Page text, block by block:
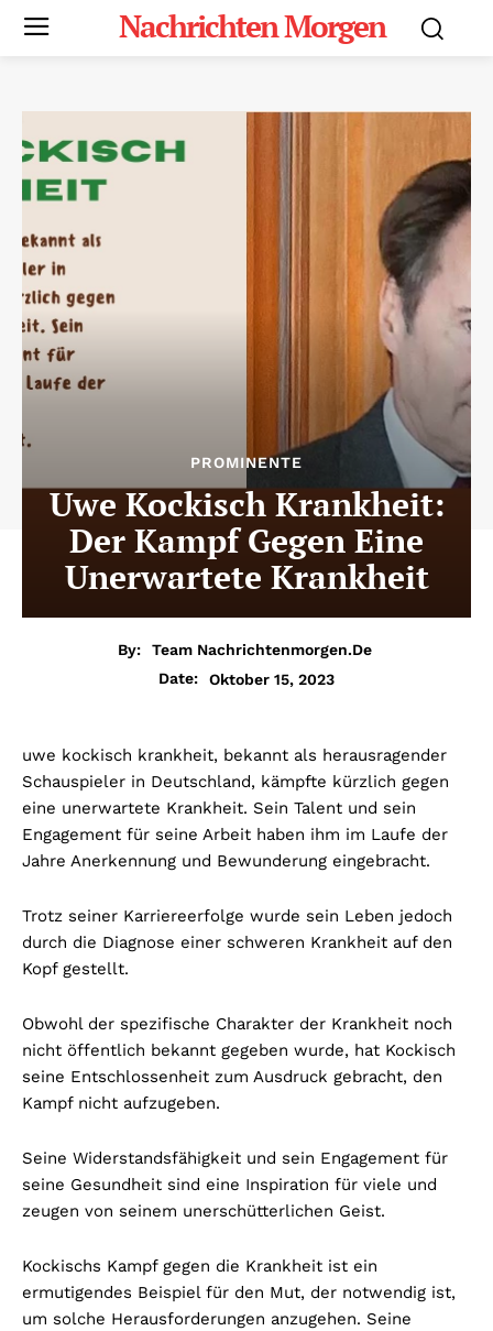
Nachrichten Morgen
PROMINENTE
Uwe Kockisch Krankheit:
Der Kampf Gegen Eine
Unerwartete Krankheit
By:
Team Nachrichtenmorgen.de
Date:
Oktober 15, 2023
uwe kockisch krankheit, bekannt als herausragender
Schauspieler in Deutschland, kämpfte kürzlich gegen
eine unerwartete Krankheit. Sein Talent und sein
Engagement für seine Arbeit haben ihm im Laufe der
Jahre Anerkennung und Bewunderung eingebracht.
Trotz seiner Karriereerfolge wurde sein Leben jedoch
durch die Diagnose einer schweren Krankheit auf den
Kopf gestellt.
Obwohl der spezifische Charakter der Krankheit noch
nicht öffentlich bekannt gegeben wurde, hat Kockisch
seine Entschlossenheit zum Ausdruck gebracht, den
Kampf nicht aufzugeben.
Seine Widerstandsfähigkeit und sein Engagement für
seine Gesundheit sind eine Inspiration für viele und
zeugen von seinem unerschütterlichen Geist.
Kockischs Kampf gegen die Krankheit ist ein
ermutigendes Beispiel für den Mut, der notwendig ist,
um solche Herausforderungen anzugehen. Seine